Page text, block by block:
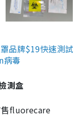
品牌$19快速測試
病毒
測盒
售fluorecare